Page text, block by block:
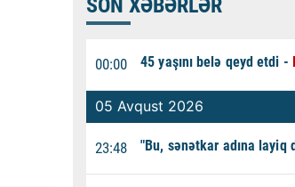
SON XƏBƏRLƏR
00:00 45 yaşını belə qeyd etdi -
05 Avqust 2026
23:48 "Bu, sənətkar adına layiq